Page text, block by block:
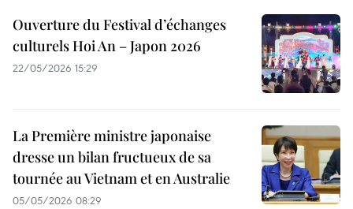
Ouverture du Festival d’échanges
culturels Hoi An – Japon 2026
22/05/2026 15:29
La Première ministre japonaise
dresse un bilan fructueux de sa
tournée au Vietnam et en Australie
05/05/2026 08:29